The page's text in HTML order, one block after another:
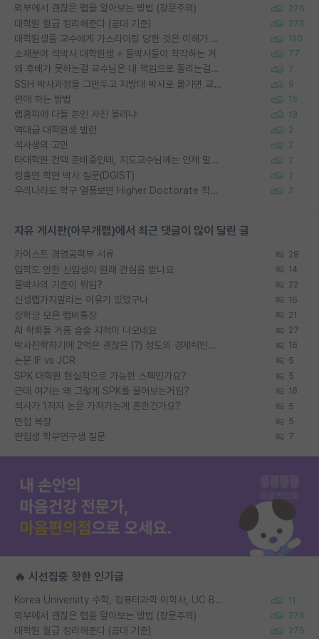
외부에서 괜찮은 랩을 알아보는 방법 (장문주의) 276
대학원 월급 정리해준다 (공대 기준) 275
대학원생들 교수에게 가스라이팅 당한 것은 이해가 갑니다. 안타깝네요. 120
소재분야 석박사 대학원생 + 물박사들이 착각하는 거 77
왜 후배가 못하는걸 교수님은 내 책임으로 돌리는걸까요? 7
SSH 박사과정을 그만두고 지방대 박사로 옮기면 교수의 꿈은 끝일까요? 9
편애 하는 방법 16
랩홈피에 다들 본인 사진 올리냐 13
역대급 대학원생 빌런 2
석사생의 고민 2
타대학원 컨텍 준비중인데, 지도교수님께는 언제 말씀드려야 할까요? 2
정출연 학연 박사 질문(DGIST) 2
우리나라도 학구 열풍보면 Higher Doctorate 학위가 필요하다고 봅니다. 2
자유 게시판(아무개랩)에서 최근 댓글이 많이 달린 글
카이스트 경영공학부 서류 28
입학도 안한 신입생이 원래 관심을 받나요 14
물박사의 기준이 뭐임? 22
신생랩가지말라는 이유가 있었구나 16
장학금 모은 랩비통장 21
AI 학회들 거품 슬슬 지적이 나오네요 27
박사진학하기에 2억은 괜찮은 (?) 정도의 경제력인가요 16
논문 IF vs JCR 5
SPK 대학원 현실적으로 가능한 스펙인가요? 5
근데 여기는 왜 그렇게 SPK를 물어보는거임? 16
석사가 1저자 논문 가져가는게 흔한건가요? 5
면접 복장 5
편입생 학부연구생 질문 7
🔥 시선집중 핫한 인기글
Korea University 수학, 컴퓨터과학 이학사, UC Berkeley 산업공학 대학원 공학박사가 되는 것은 쉽지 않겠죠? 11
외부에서 괜찮은 랩을 알아보는 방법 (장문주의) 276
대학원 월급 정리해준다 (공대 기준) 275